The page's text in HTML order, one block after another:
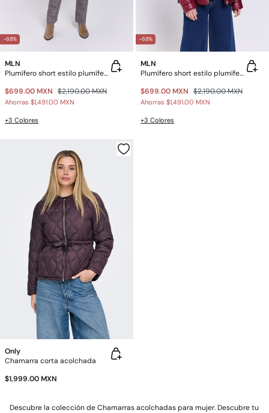
-68%
MLN
Plumífero short estilo plumífero
$699.00 MXN $2,190.00 MXN
Ahorras $1,491.00 MXN
+3 Colores
-68%
MLN
Plumífero short estilo plumífero
$699.00 MXN $2,190.00 MXN
Ahorras $1,491.00 MXN
+3 Colores
Only
Chamarra corta acolchada
$1,999.00 MXN
Descubre la colección de Chamarras acolchadas para mujer. Descubre tu